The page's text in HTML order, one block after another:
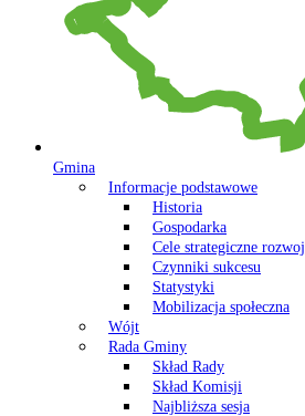
Gmina
Informacje podstawowe
Historia
Gospodarka
Cele strategiczne
Czynniki sukcesu
Statystyki
Mobilizacja społeczna
Wójt
Rada Gminy
Skład Rady
Skład Komisji
Najbliższa sesja